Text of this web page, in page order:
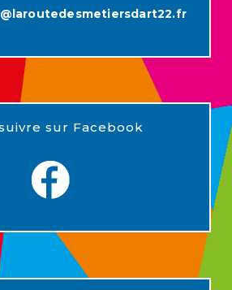
sur Facebook